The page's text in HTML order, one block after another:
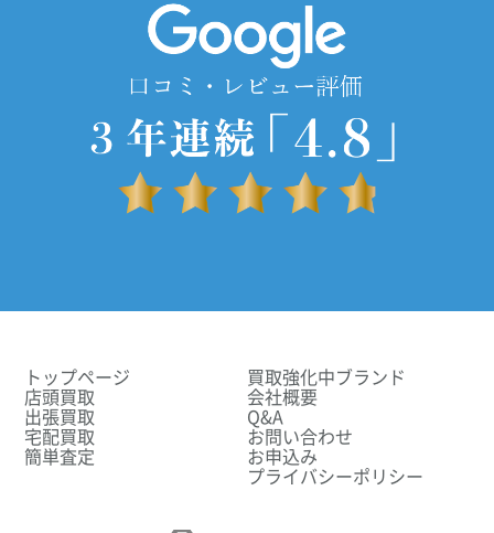
トップページ
店頭買取
出張買取
宅配買取
簡単査定
買取強化中ブランド
会社概要
Q&A
お問い合わせ
お申込み
プライバシーポリシー